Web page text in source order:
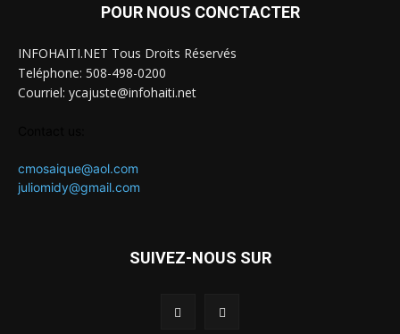
POUR NOUS CONCTACTER
INFOHAITI.NET Tous Droits Réservés
Teléphone: 508-498-0200
Courriel: ycajuste@infohaiti.net
cmosaique@aol.com
juliomidy@gmail.com
SUIVEZ-NOUS SUR